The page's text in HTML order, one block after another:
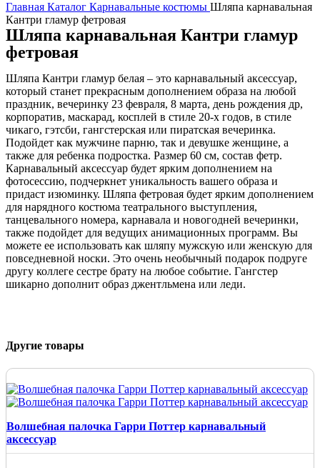
Главная Каталог Карнавальные костюмы Шляпа карнавальная
Кантри гламур фетровая
Шляпа карнавальная Кантри гламур
фетровая
Шляпа Кантри гламур белая – это карнавальный аксессуар,
который станет прекрасным дополнением образа на любой
праздник, вечеринку 23 февраля, 8 марта, день рождения др,
корпоратив, маскарад, косплей в стиле 20-х годов, в стиле
чикаго, гэтсби, гангстерская или пиратская вечеринка.
Подойдет как мужчине парню, так и девушке женщине, а
также для ребенка подростка. Размер 60 см, состав фетр.
Карнавальный аксессуар будет ярким дополнением на
фотосессию, подчеркнет уникальность вашего образа и
придаст изюминку. Шляпа фетровая будет ярким дополнением
для нарядного костюма театрального выступления,
танцевального номера, карнавала и новогодней вечеринки,
также подойдет для ведущих анимационных программ. Вы
можете ее использовать как шляпу мужскую или женскую для
повседневной носки. Это очень необычный подарок подруге
другу коллеге сестре брату на любое событие. Гангстер
шикарно дополнит образ джентльмена или леди.
Другие товары
Волшебная палочка Гарри Поттер карнавальный
аксессуар